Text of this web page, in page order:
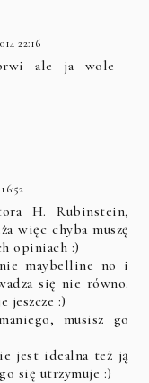
22:16
ale ja wole
H. Rubinstein,
więc chyba muszę
opiniach :)
maybelline no i
się nie równo.
jeszcze :)
musisz go
jest idealna też ją
się utrzymuje :)